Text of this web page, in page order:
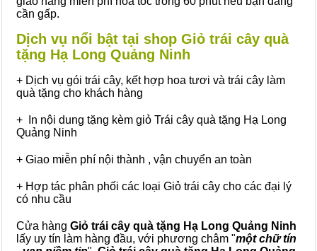
cần gấp.
Dịch vụ nổi bật tại shop Giỏ trái cây quà
tặng Hạ Long Quảng Ninh
+ Dịch vụ gói trái cây, kết hợp hoa tươi và trái cây làm
quà tặng cho khách hàng
+ In nội dung tặng kèm giỏ Trái cây quà tặng Hạ Long
Quảng Ninh
+ Giao miễn phí nội thành , vận chuyển an toàn
+ Hợp tác phân phối các loại Giỏ trái cây cho các đại lý
có nhu cầu
Cửa hàng Giỏ trái cây quà tặng Hạ Long Quảng Ninh
lấy uy tín làm hàng đầu, với phương châm "một chữ tín